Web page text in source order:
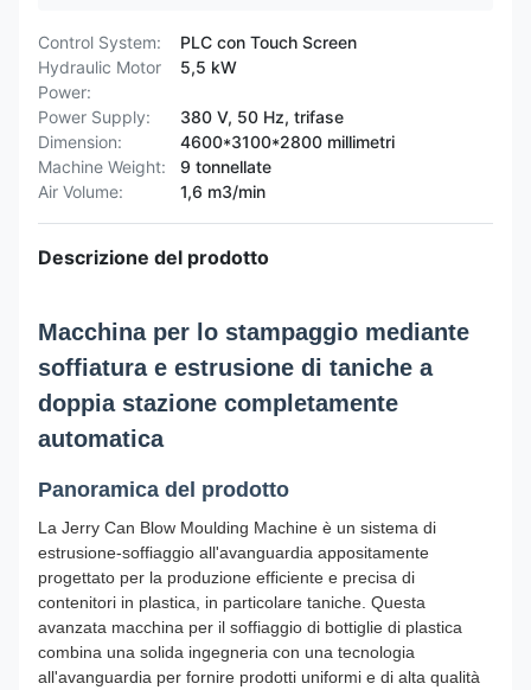
Control System:
PLC con Touch Screen
Hydraulic Motor
Power:
5,5 kW
Power Supply:
380 V, 50 Hz, trifase
Dimension:
4600*3100*2800 millimetri
Machine Weight:
9 tonnellate
Air Volume:
1,6 m3/min
Descrizione del prodotto
Macchina per lo stampaggio mediante
soffiatura e estrusione di taniche a
doppia stazione completamente
automatica
Panoramica del prodotto
La Jerry Can Blow Moulding Machine è un sistema di
estrusione-soffiaggio all'avanguardia appositamente
progettato per la produzione efficiente e precisa di
contenitori in plastica, in particolare taniche. Questa
avanzata macchina per il soffiaggio di bottiglie di plastica
combina una solida ingegneria con una tecnologia
all'avanguardia per fornire prodotti uniformi e di alta qualità